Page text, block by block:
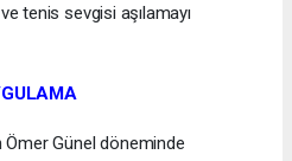
tenis sevgisi aşılamayı
Ömer Günel döneminde